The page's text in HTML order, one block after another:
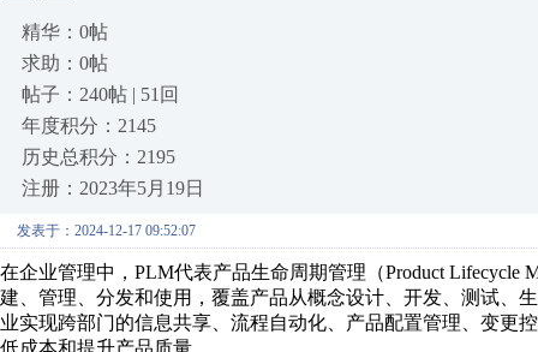
精华：0帖
求助：0帖
帖子：240帖 | 51回
年度积分：2145
历史总积分：2195
注册：2023年5月19日
发表于：2024-12-17 09:52:07
在企业管理中，PLM代表产品生命周期管理（Product Lifecycle
建、管理、分发和使用，覆盖产品从概念设计、开发、测试、
业实现跨部门的信息共享、流程自动化、产品配置管理、变更
低成本和提升产品质量。